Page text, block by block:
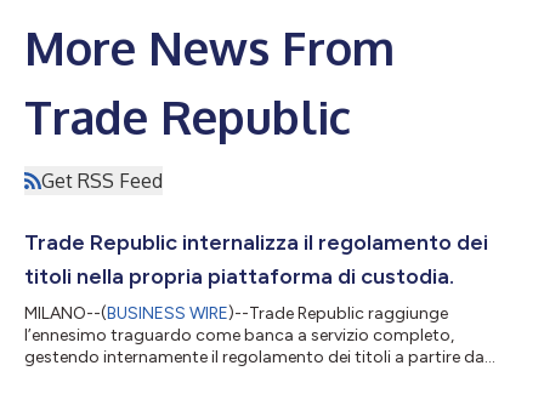
More News From
Trade Republic
Get RSS Feed
Trade Republic internalizza il regolamento dei
titoli nella propria piattaforma di custodia.
MILANO--(BUSINESS WIRE)--Trade Republic raggiunge
l’ennesimo traguardo come banca a servizio completo,
gestendo internamente il regolamento dei titoli a partire da